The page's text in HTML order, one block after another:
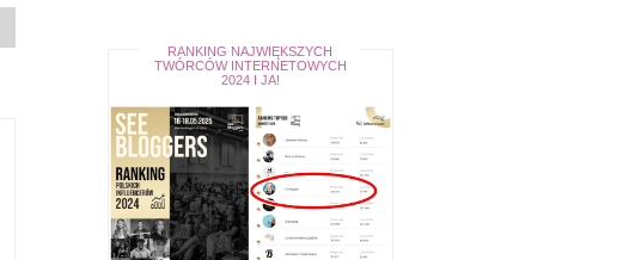
RANKING NAJWIĘKSZYCH
TWÓRCÓW INTERNETOWYCH
2024 I JA!